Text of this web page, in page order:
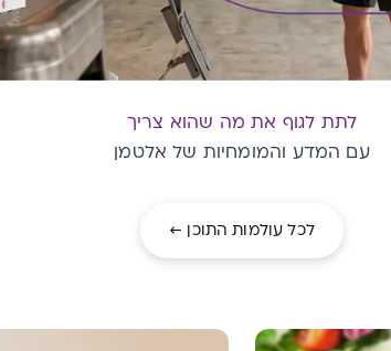
לתת לגוף את מה שהוא צריך
עם המדע והמומחיות של אלטמן
לכל עולמות התוכן ←